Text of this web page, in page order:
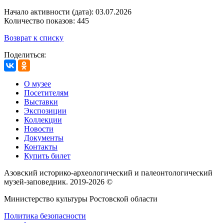
Начало активности (дата): 03.07.2026
Количество показов: 445
Возврат к списку
Поделиться:
О музее
Посетителям
Выставки
Экспозиции
Коллекции
Новости
Документы
Контакты
Купить билет
Азовский историко‑археологический и палеонтологический
музей‑заповедник. 2019-2026 ©
Министерство культуры Ростовской области
Политика безопасности